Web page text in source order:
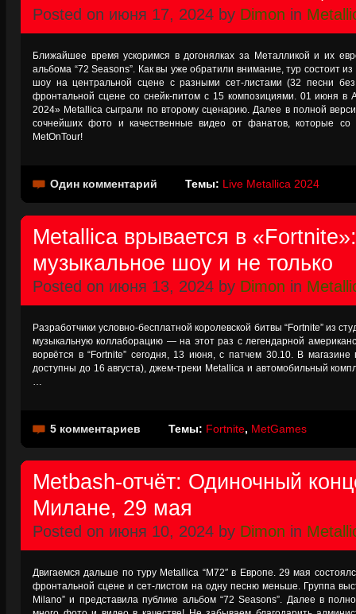
Posted on июня 17, 2024 by Dimon in
Ближайшее время ускоримся в догонялках за Металликой и их
альбома “72 Seasons”. Как вы уже обратили внимание, тур состоит
шоу на центральной сцене с разными сет-листами (32 песни
фронтальной сцене со снейк-питом с 15 композициями. 01 июня в
2024» Metallica сыграли по второму сценарию. Далее в полной
сочнейших фото и качественные видео от фанатов, которые
MetOnTour!
Один комментарий Темы: Live Metallica 2024
Metallica врывается в
музыкальное шоу и не только
Posted on июня 13, 2024 by Dimon in
Разработчики условно-бесплатной королевской битвы “Fortnite” из
музыкальную коллаборацию — на этот раз с легендарной
ворвётся в “Fortnite” сегодня, 13 июня, с патчем 30.10. В магазине
доступны до 16 августа), джем-треки Metallica и автомобильный
…
5 комментариев Темы: Fortnite, MetGames
Metbash-отчёт: Одиночный
Милане, 29 мая
Posted on июня 10, 2024 by Dimon in
Двигаемся дальше по туру Metallica “M72″ в Европе. 29 мая
фронтальной сцене и сет-листом на одну песню меньше. Группа
Milano” и представила публике альбом “72 Seasons”. Далее в